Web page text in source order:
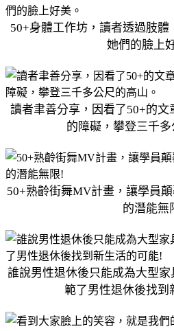
50+身體工作坊，讀者透過肢體
她們的臉上
讀者聿善分享，因看了50+的
的障礙，攀登三千多
50+熟齡街舞MV計畫，讓學員
的潛能無
誰說男性退休後只能成為大型
範了男性退休後找到